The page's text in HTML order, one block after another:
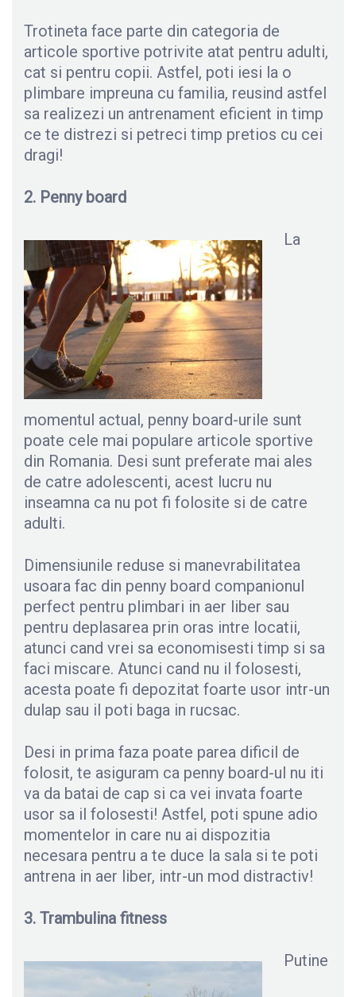
Trotineta face parte din categoria de
articole sportive potrivite atat pentru adulti,
cat si pentru copii. Astfel, poti iesi la o
plimbare impreuna cu familia, reusind astfel
sa realizezi un antrenament eficient in timp
ce te distrezi si petreci timp pretios cu cei
dragi!
2. Penny board
La
momentul actual, penny board-urile sunt
poate cele mai populare articole sportive
din Romania. Desi sunt preferate mai ales
de catre adolescenti, acest lucru nu
inseamna ca nu pot fi folosite si de catre
adulti.
Dimensiunile reduse si manevrabilitatea
usoara fac din penny board companionul
perfect pentru plimbari in aer liber sau
pentru deplasarea prin oras intre locatii,
atunci cand vrei sa economisesti timp si sa
faci miscare. Atunci cand nu il folosesti,
acesta poate fi depozitat foarte usor intr-un
dulap sau il poti baga in rucsac.
Desi in prima faza poate parea dificil de
folosit, te asiguram ca penny board-ul nu iti
va da batai de cap si ca vei invata foarte
usor sa il folosesti! Astfel, poti spune adio
momentelor in care nu ai dispozitia
necesara pentru a te duce la sala si te poti
antrena in aer liber, intr-un mod distractiv!
3. Trambulina fitness
Putine